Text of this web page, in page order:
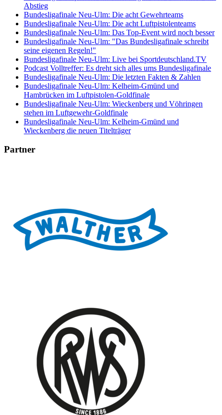
Abstieg
Bundesligafinale Neu-Ulm: Die acht Gewehrteams
Bundesligafinale Neu-Ulm: Die acht Luftpistolenteams
Bundesligafinale Neu-Ulm: Das Top-Event wird noch besser
Bundesligafinale Neu-Ulm: "Das Bundesligafinale schreibt
seine eigenen Regeln!"
Bundesligafinale Neu-Ulm: Live bei Sportdeutschland.TV
Podcast Volltreffer: Es dreht sich alles ums Bundesligafinale
Bundesligafinale Neu-Ulm: Die letzten Fakten & Zahlen
Bundesligafinale Neu-Ulm: Kelheim-Gmünd und
Hambrücken im Luftpistolen-Goldfinale
Bundesligafinale Neu-Ulm: Wieckenberg und Vöhringen
stehen im Luftgewehr-Goldfinale
Bundesligafinale Neu-Ulm: Kelheim-Gmünd und
Wieckenberg die neuen Titelträger
Partner